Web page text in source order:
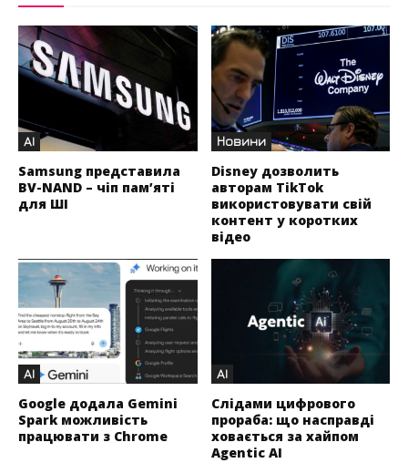
AI
Samsung представила
BV-NAND – чіп пам’яті
для ШІ
Новини
Disney дозволить
авторам TikTok
використовувати свій
контент у коротких
відео
AI
Google додала Gemini
Spark можливість
працювати з Chrome
AI
Слідами цифрового
прораба: що насправді
ховається за хайпом
Agentic AI